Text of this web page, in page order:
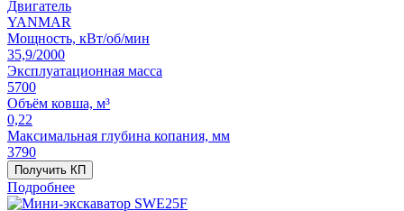
Двигатель
YANMAR
Мощность, кВт/об/мин
35,9/2000
Эксплуатационная масса
5700
Объём ковша, м³
0,22
Максимальная глубина копания, мм
3790
Получить КП
Подробнее